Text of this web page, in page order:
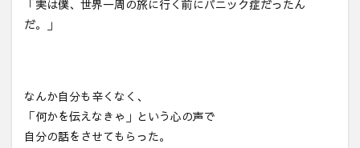
「実は僕、世界一周の旅に行く前にパニック症だったん
だ。」
なんか自分も辛くなく、
「何かを伝えなきゃ」という心の声で
自分の話をさせてもらった。